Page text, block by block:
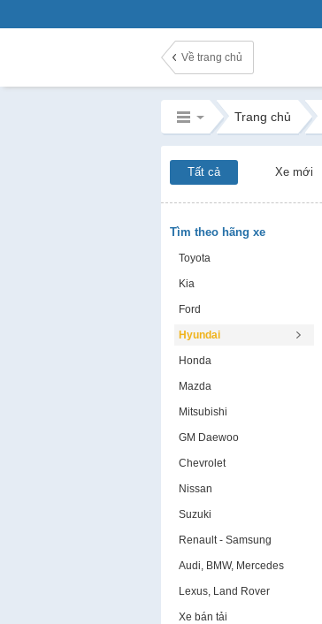
Về trang chủ
Trang chủ
Tất cả Xe mới
Tìm theo hãng xe
Toyota
Kia
Ford
Hyundai
Honda
Mazda
Mitsubishi
GM Daewoo
Chevrolet
Nissan
Suzuki
Renault - Samsung
Audi, BMW, Mercedes
Lexus, Land Rover
Xe bán tải